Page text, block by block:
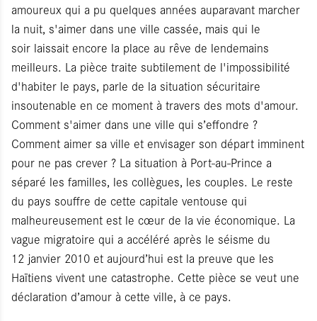
amoureux qui a pu quelques années auparavant marcher
la nuit, s'aimer dans une ville cassée, mais qui le
soir laissait encore la place au rêve de lendemains
meilleurs. La pièce traite subtilement de l'impossibilité
d'habiter le pays, parle de la situation sécuritaire
insoutenable en ce moment à travers des mots d'amour.
Comment s'aimer dans une ville qui s’effondre ?
Comment aimer sa ville et envisager son départ imminent
pour ne pas crever ? La situation à Port-au-Prince a
séparé les familles, les collègues, les couples. Le reste
du pays souffre de cette capitale ventouse qui
malheureusement est le cœur de la vie économique. La
vague migratoire qui a accéléré après le séisme du
12 janvier 2010 et aujourd’hui est la preuve que les
Haïtiens vivent une catastrophe. Cette pièce se veut une
déclaration d’amour à cette ville, à ce pays.